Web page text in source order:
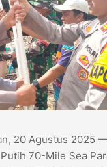
20 Agustus 2025
70-Mile Sea